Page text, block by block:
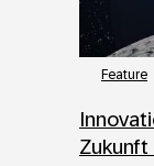
Feature